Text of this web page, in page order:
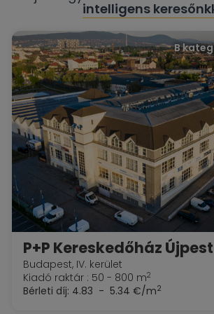
intelligens
B
P+P Kereskedőház Újpest
Budapest, IV. kerület
Kiadó raktár : 50 - 800 m2
Bérleti díj: 4.83 - 5.34 €/m2